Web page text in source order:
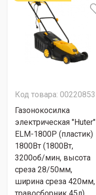
Код товара: 00220853
Газонокосилка
электрическая "Huter"
ELM-1800P (пластик)
1800Вт (1800Вт,
3200об/мин, высота
среза 28/50мм,
ширина среза 420мм,